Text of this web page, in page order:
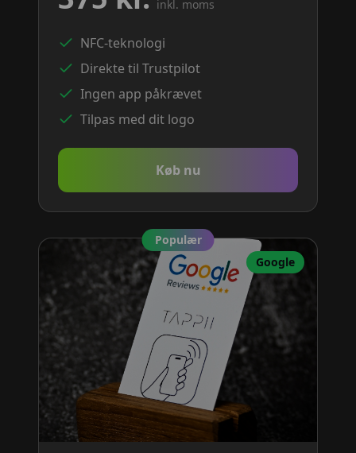
inkl. moms
NFC-teknologi
Direkte til Trustpilot
Ingen app påkrævet
Tilpas med dit logo
Køb nu
Populær
Google